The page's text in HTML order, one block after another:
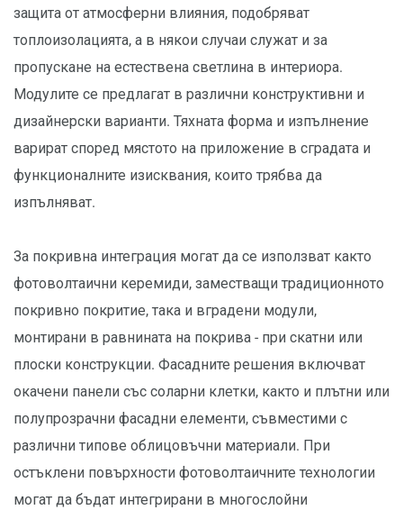
защита от атмосферни влияния, подобряват
топлоизолацията, а в някои случаи служат и за
пропускане на естествена светлина в интериора.
Модулите се предлагат в различни конструктивни и
дизайнерски варианти. Тяхната форма и изпълнение
варират според мястото на приложение в сградата и
функционалните изисквания, които трябва да
изпълняват.
За покривна интеграция могат да се използват както
фотоволтаични керемиди, заместващи традиционното
покривно покритие, така и вградени модули,
монтирани в равнината на покрива - при скатни или
плоски конструкции. Фасадните решения включват
окачени панели със соларни клетки, както и плътни или
полупрозрачни фасадни елементи, съвместими с
различни типове облицовъчни материали. При
остъклени повърхности фотоволтаичните технологии
могат да бъдат интегрирани в многослойни